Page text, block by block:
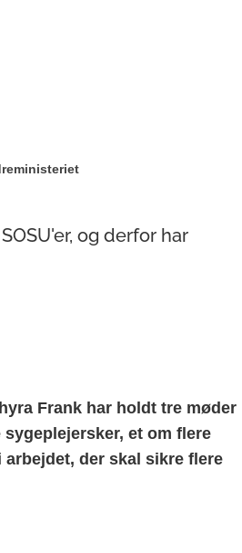
og derfor har
Frank har holdt tre møder
et om flere
der skal sikre flere